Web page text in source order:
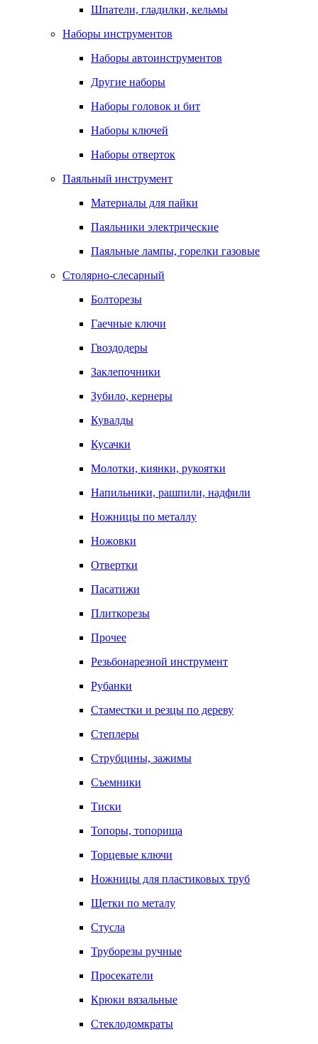
Шпатели, гладилки, кельмы
Наборы инструментов
Наборы автоинструментов
Другие наборы
Наборы головок и бит
Наборы ключей
Наборы отверток
Паяльный инструмент
Материалы для пайки
Паяльники электрические
Паяльные лампы, горелки газовые
Столярно-слесарный
Болторезы
Гаечные ключи
Гвоздодеры
Заклепочники
Зубило, кернеры
Кувалды
Кусачки
Молотки, киянки, рукоятки
Напильники, рашпили, надфили
Ножницы по металлу
Ножовки
Отвертки
Пасатижи
Плиткорезы
Прочее
Резьбонарезной инструмент
Рубанки
Стаместки и резцы по дереву
Степлеры
Струбцины, зажимы
Съемники
Тиски
Топоры, топорища
Торцевые ключи
Ножницы для пластиковых труб
Щетки по металу
Стусла
Труборезы ручные
Просекатели
Крюки вязальные
Стеклодомкраты